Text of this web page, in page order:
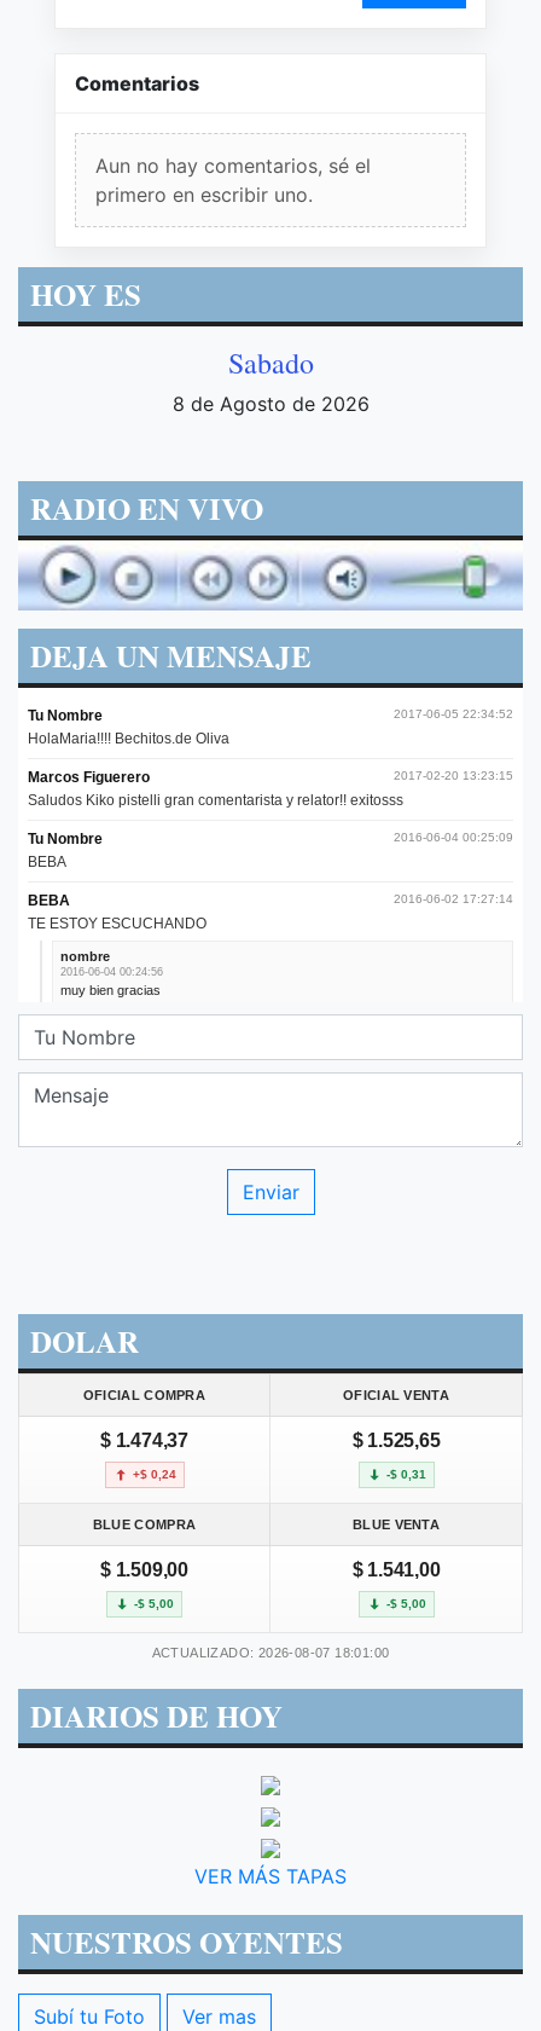
Comentarios
Aun no hay comentarios, sé el
primero en escribir uno.
HOY ES
Sabado
8 de Agosto de 2026
RADIO EN VIVO
DEJA UN MENSAJE
DOLAR
OFICIAL COMPRA OFICIAL VENTA
$ 1.474,37
+$ 0,24
$ 1.525,65
-$ 0,31
BLUE COMPRA BLUE VENTA
$ 1.509,00
-$ 5,00
$ 1.541,00
-$ 5,00
ACTUALIZADO: 2026-08-07 18:01:00
DIARIOS DE HOY
VER MÁS TAPAS
NUESTROS OYENTES
Subí tu Foto Ver mas